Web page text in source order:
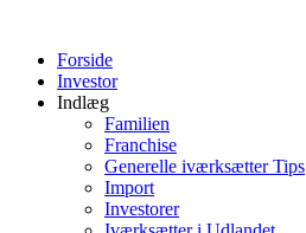
indholdForside
Investor
Indlæg
Familien
Franchise
Generelle iværksætter Tips
Import
Investorer